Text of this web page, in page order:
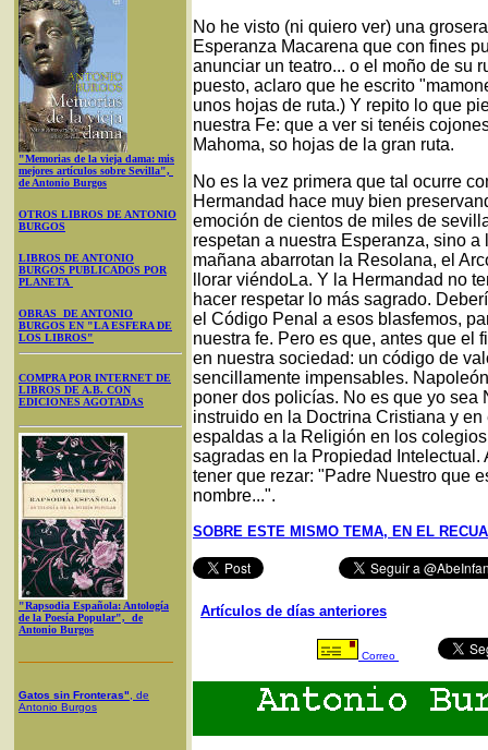
"Memorias de la vieja dama: mis
mejores artículos sobre Sevilla",
de Antonio Burgos
OTROS LIBROS DE ANTONIO
BURGOS
LIBROS DE ANTONIO
BURGOS PUBLICADOS POR
PLANETA
OBRAS DE ANTONIO
BURGOS EN "LA ESFERA DE
LOS LIBROS"
COMPRA POR INTERNET DE
LIBROS DE A.B. CON
EDICIONES AGOTADAS
"Rapsodia Española: Antología
de la Poesía Popular", de
Antonio Burgos
Gatos sin Fronteras" , de
Antonio Burgos
No he visto (ni quiero ver) una
Esperanza Macarena que con fines
anunciar un teatro... o el moño de su
puesto, aclaro que he escrito
unos hojas de ruta.) Y repito lo que
nuestra Fe: que a ver si tenéis
Mahoma, so hojas de la gran ruta.
No es la vez primera que tal ocurre
Hermandad hace muy bien
emoción de cientos de miles de
respetan a nuestra Esperanza, sino
mañana abarrotan la Resolana, el
llorar viéndoLa. Y la Hermandad no
hacer respetar lo más sagrado.
el Código Penal a esos blasfemos,
nuestra fe. Pero es que, antes que el
en nuestra sociedad: un código de
sencillamente impensables.
poner dos policías. No es que yo
instruido en la Doctrina Cristiana y
espaldas a la Religión en los
sagradas en la Propiedad
tener que rezar: "Padre Nuestro que
nombre...".
SOBRE ESTE MISMO TEMA, EN EL
Artículos de días anteriores
Correo